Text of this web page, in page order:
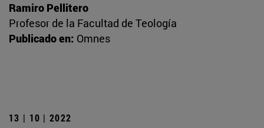
Ramiro Pellitero
Profesor de la Facultad de Teología
Publicado en: Omnes
13 | 10 | 2022